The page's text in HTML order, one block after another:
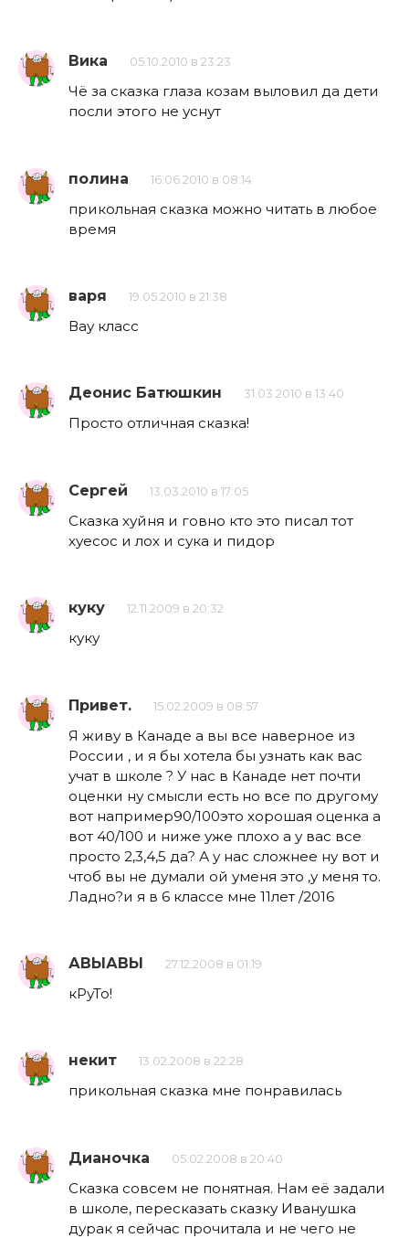
Вика 05.10.2010 в 23:23
Чё за сказка глаза козам выловил да дети
посли этого не уснут
полина 16.06.2010 в 08:14
прикольная сказка можно читать в любое
время
варя 19.05.2010 в 21:38
Вау класс
Деонис Батюшкин 31.03.2010 в 13:40
Просто отличная сказка!
Сергей 13.03.2010 в 17:05
Сказка хуйня и говно кто это писал тот
хуесос и лох и сука и пидор
куку 12.11.2009 в 20:32
куку
Привет. 15.02.2009 в 08:57
Я живу в Канаде а вы все наверное из
России , и я бы хотела бы узнать как вас
учат в школе ? У нас в Канаде нет почти
оценки ну смысли есть но все по другому
вот например90/100это хорошая оценка а
вот 40/100 и ниже уже плохо а у вас все
просто 2,3,4,5 да? А у нас сложнее ну вот и
чтоб вы не думали ой уменя это ,у меня то.
Ладно?и я в 6 классе мне 11лет /2016
АВЫАВЫ 27.12.2008 в 01:19
кРуТо!
некит 13.02.2008 в 22:28
прикольная сказка мне понравилась
Дианочка 05.02.2008 в 20:40
Сказка совсем не понятная. Нам её задали
в школе, пересказать сказку Иванушка
дурак я сейчас прочитала и не чего не